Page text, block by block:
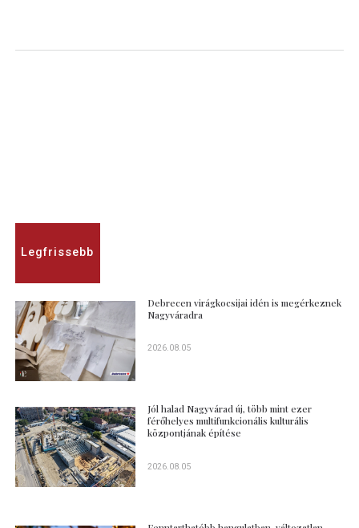
Legfrissebb
Debrecen virágkocsijai idén is megérkeznek
Nagyváradra
2026.08.05
Jól halad Nagyvárad új, több mint ezer
férőhelyes multifunkcionális kulturális
központjának építése
2026.08.05